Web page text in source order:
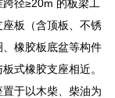
径≥20m 的板梁工
板（含顶板、不锈
橡胶板底盆等构件
式橡胶支座相近。
于以木柴、柴油为